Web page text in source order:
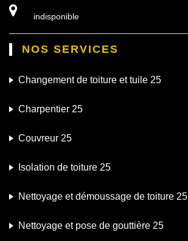
indisponible
NOS SERVICES
Changement de toiture et tuile 25
Charpentier 25
Couvreur 25
Isolation de toiture 25
Nettoyage et démoussage de toiture 25
Nettoyage et pose de gouttière 25